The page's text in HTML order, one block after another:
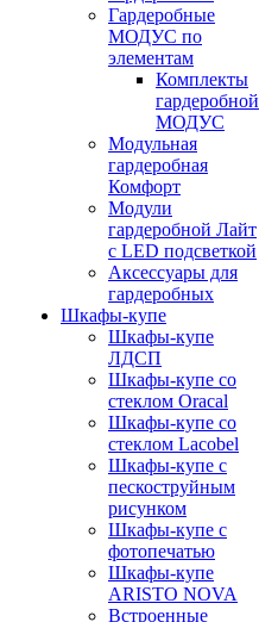
Гардеробные
МОДУС по
элементам
Комплекты
гардеробной
МОДУС
Модульная
гардеробная
Комфорт
Модули
гардеробной Лайт
с LED подсветкой
Аксессуары для
гардеробных
Шкафы-купе
Шкафы-купе
ЛДСП
Шкафы-купе со
стеклом Oracal
Шкафы-купе со
стеклом Lacobel
Шкафы-купе с
пескоструйным
рисунком
Шкафы-купе с
фотопечатью
Шкафы-купе
ARISTO NOVA
Встроенные